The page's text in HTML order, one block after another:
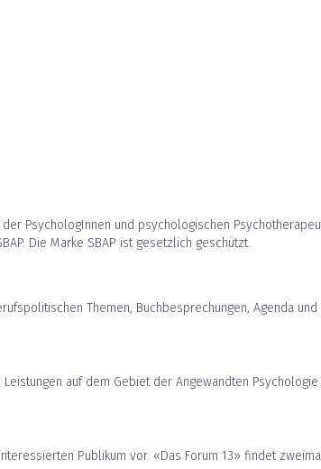
PsychologInnen und psychologischen
Die Marke SBAP ist gesetzlich geschützt.
Themen, Buchbesprechungen, Agenda und
auf dem Gebiet der Angewandten Psychologie
Publikum vor. «Das Forum 13» findet